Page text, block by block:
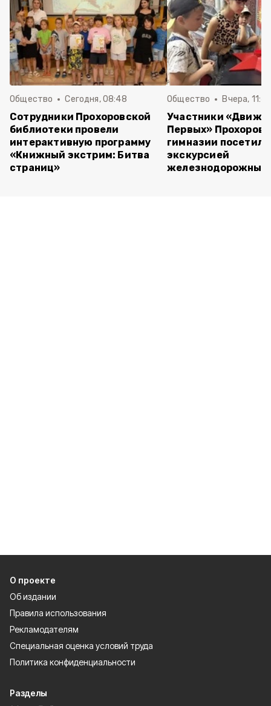
Общество Сегодня, 08:48
Сотрудники Прохоровской
библиотеки провели
интерактивную программу
«Книжный экстрим: Битва
страниц»
Общество Вчера,
Участники
Первых»
гимназии
экскурсией
железнодорожный
О проекте
Об издании
Правила использования
Рекламодателям
Специальная оценка условий труда
Политика конфиденциальности
Разделы